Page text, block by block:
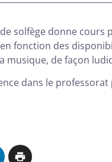
solfège donne cours
fonction des
musique, de façon
dans le